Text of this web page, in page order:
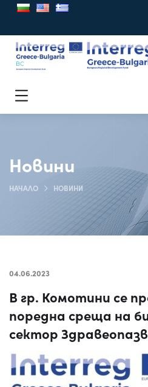
Новини
НАЧАЛО НОВИНИ
04.06.2023
В гр. Комотини се
поредна среща на
сектор